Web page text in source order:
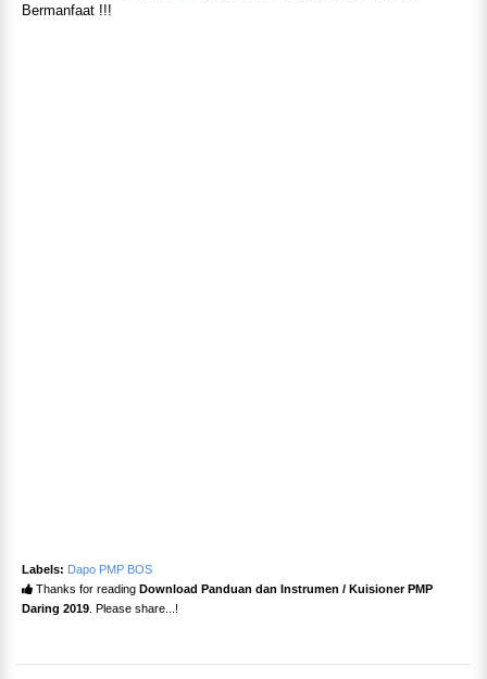
Bermanfaat !!!
Labels: Dapo PMP BOS
Thanks for reading Download Panduan dan Instrumen / Kuisioner PMP
Daring 2019 . Please share...!